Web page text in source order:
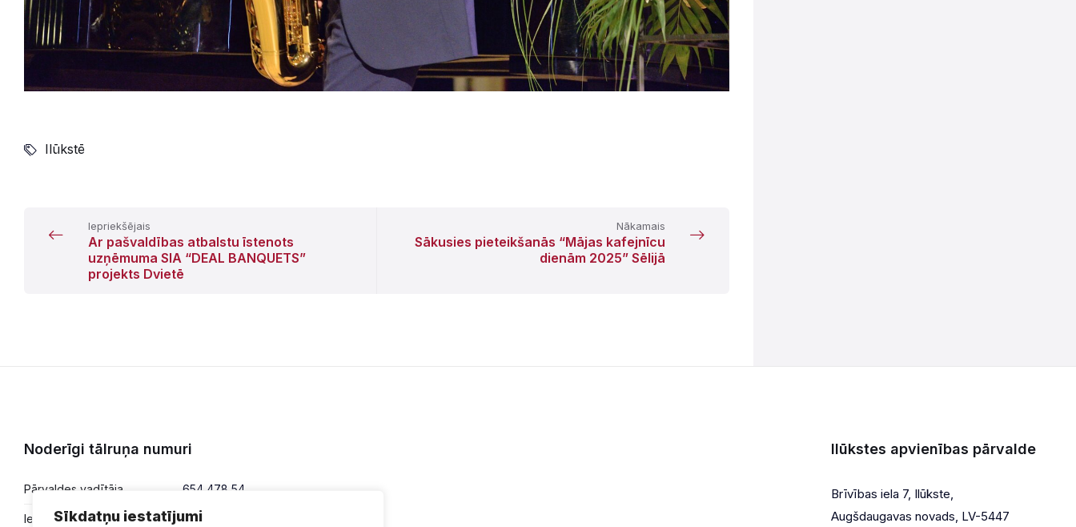
Sīkdatņu iestatījumi
Ilūkstē
Iepriekšējais
Ar pašvaldības atbalstu īstenots
uzņēmuma SIA “DEAL BANQUETS”
projekts Dvietē
Nākamais
Sākusies pieteikšanās “Mājas kafejnīcu
dienām 2025” Sēlijā
Noderīgi tālruņa numuri
Pārvaldes vadītāja 654 478 54
Iesniegumi,
654 478 50
Ilūkstes apvienības pārvalde
Brīvības iela 7, Ilūkste,
Augšdaugavas novads, LV-5447